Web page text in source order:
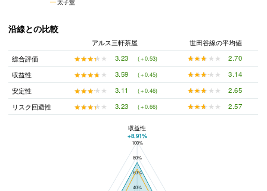
太子堂
沿線との比較
アルス三軒茶屋
世田谷線の平均値
総合評価
★★★★★
★★★★★ 3.23 (＋0.53) ★★★★★
★★★★★
2.70
収益性
★★★★★
★★★★★ 3.59 (＋0.45) ★★★★★
★★★★★
3.14
安定性
★★★★★
★★★★★ 3.11 (＋0.46) ★★★★★
★★★★★
2.65
リスク回避性
★★★★★
★★★★★ 3.23 (＋0.66) ★★★★★
★★★★★ 2.57
アルス三軒茶屋と世田谷線の平均値の総合評価の比較
100%
80%
60%
40%
収益性
+8.91%